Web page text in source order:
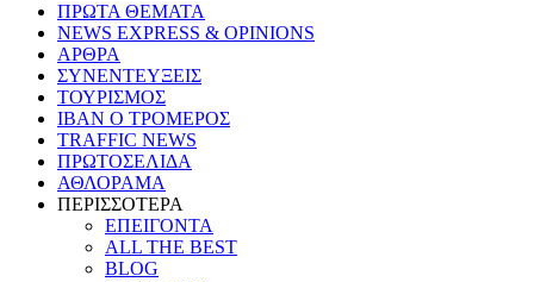
ΠΡΩΤΑ ΘΕΜΑΤΑ
NEWS EXPRESS & OPINIONS
ΑΡΘΡΑ
ΣΥΝΕΝΤΕΥΞΕΙΣ
ΤΟΥΡΙΣΜΟΣ
ΙΒΑΝ Ο ΤΡΟΜΕΡΟΣ
TRAFFIC NEWS
ΠΡΩΤΟΣΕΛΙΔΑ
ΑΘΛΟΡΑΜΑ
ΠΕΡΙΣΣΟΤΕΡΑ
ΕΠΕΙΓΟΝΤΑ
ALL THE BEST
BLOG